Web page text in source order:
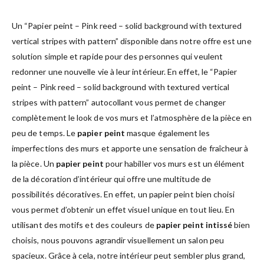
Un “Papier peint – Pink reed – solid background with textured
vertical stripes with pattern” disponible dans notre offre est une
solution simple et rapide pour des personnes qui veulent
redonner une nouvelle vie à leur intérieur. En effet, le “Papier
peint – Pink reed – solid background with textured vertical
stripes with pattern” autocollant vous permet de changer
complètement le look de vos murs et l’atmosphère de la pièce en
peu de temps. Le papier peint masque également les
imperfections des murs et apporte une sensation de fraîcheur à
la pièce. Un papier peint pour habiller vos murs est un élément
de la décoration d’intérieur qui offre une multitude de
possibilités décoratives. En effet, un papier peint bien choisi
vous permet d’obtenir un effet visuel unique en tout lieu. En
utilisant des motifs et des couleurs de papier peint intissébien
choisis, nous pouvons agrandir visuellement un salon peu
spacieux. Grâce à cela, notre intérieur peut sembler plus grand,